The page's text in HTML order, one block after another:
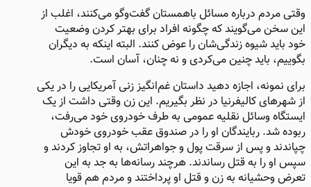
وقتی مردم درباره مسائل باهمستان گفت‌وگو می‌کنند، اغلب از
این سخن می‌گویند که چگونه افراد برای بهتر کردن وضعیت
خود باید شیوه زندگی‌شان را عوض کنند. البته اینکه به دیگران
بگوییم، باید چنین می‌کردی و نه چنان، آسان است.
برای نمونه، اجازه دهید داستان غم‌انگیز زنی آمریکایی را در یکی
از شهرهای کالیفرنیا در نظر بگیریم. این زن وقتی داشت از یک
ایستگاه وسائل نقلیه عمومی به طرف خودروی خود می‌رفت،
ربوده شد. ربایندگان او را در صندوق عقب خودروی خودش
چپاندند و پس از سرقت پول و جواهراتش، به او تجاوز کردند و
سپس او را به قتل رساندند. هرچند رسانه‌ها به جد به این
تعرض وحشیانه به زن و قتل او پرداختند و مردم هم قویا